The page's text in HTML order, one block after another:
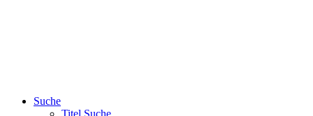
Suche
Titel Suche